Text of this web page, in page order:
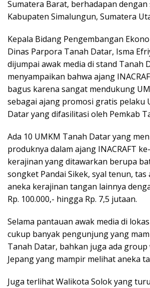
Sumatera Barat, berhadapan
Kabupaten Simalungun, Sumatera
Kepala Bidang Pengembangan
Dinas Parpora Tanah Datar, Isma
dijumpai awak media di stand Tanah
menyampaikan bahwa ajang
bagus karena sangat mendukung
sebagai ajang promosi gratis pelaku
Datar yang difasilitasi oleh Pemkab
Ada 10 UMKM Tanah Datar yang
produknya dalam ajang INACRAFT
kerajinan yang ditawarkan berupa
songket Pandai Sikek, syal tenun, tas
aneka kerajinan tangan lainnya
Rp. 100.000,- hingga Rp. 7,5 jutaan.
Selama pantauan awak media di
cukup banyak pengunjung yang
Tanah Datar, bahkan juga ada group
Jepang yang mampir melihat aneka
Juga terlihat Walikota Solok yang